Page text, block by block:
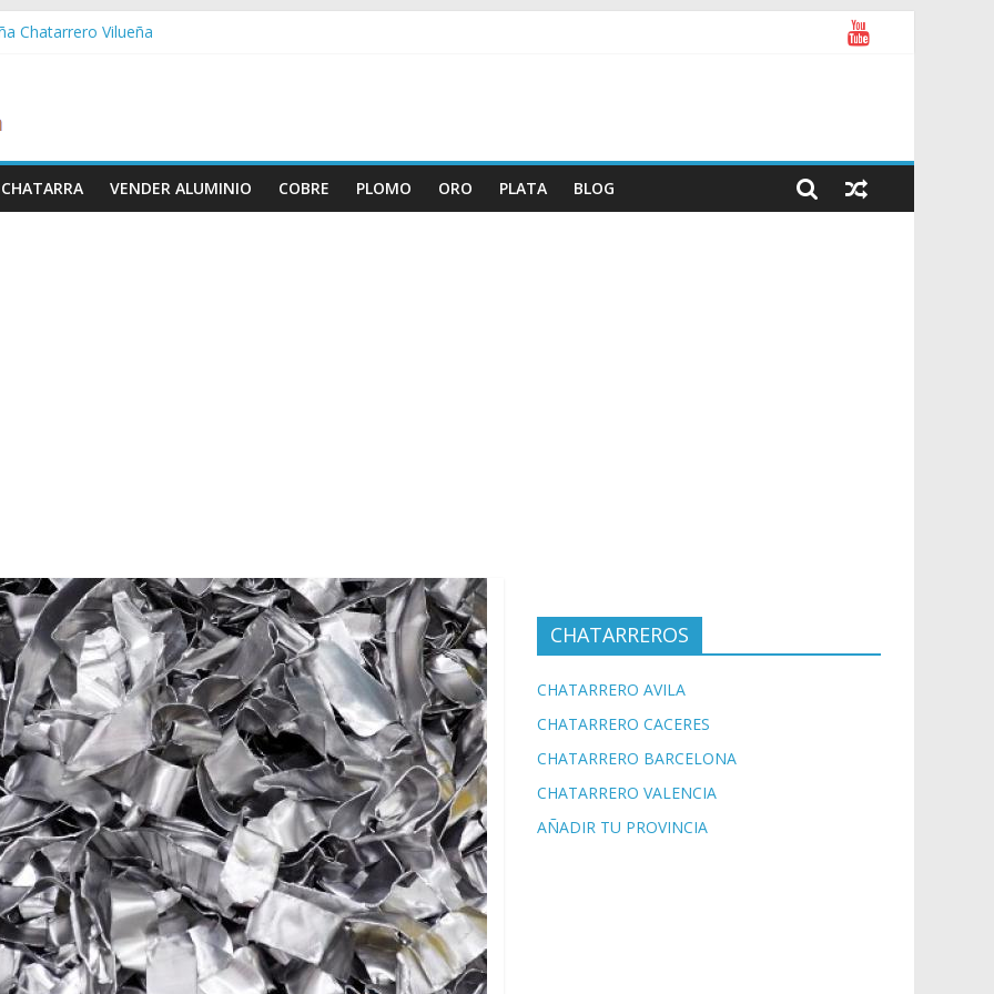
Chatarrero Vilueña
Zaida
Chatarrero Vistabella
VENDER ALUMINIO COBRE PLOMO ORO PLATA BLOG
CHATARREROS
CHATARRERO AVILA
CHATARRERO CACERES
CHATARRERO BARCELONA
CHATARRERO VALENCIA
AÑADIR TU PROVINCIA